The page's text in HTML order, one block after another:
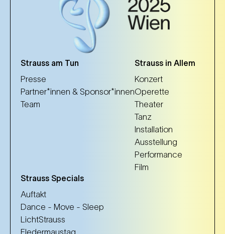
Strauss am Tun
Presse
Partner*innen & Sponsor*innen
Team
Strauss in Allem
Konzert
Operette
Theater
Tanz
Installation
Ausstellung
Performance
Film
Strauss Specials
Auftakt
Dance - Move - Sleep
LichtStrauss
Fledermaustag